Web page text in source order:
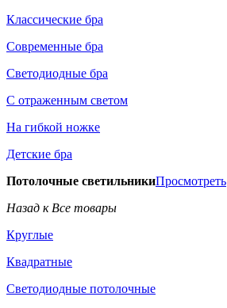
Классические бра
Современные бра
Светодиодные бра
С отраженным светом
На гибкой ножке
Детские бра
Потолочные светильникиПросмотреть
Назад к Все товары
Круглые
Квадратные
Светодиодные потолочные